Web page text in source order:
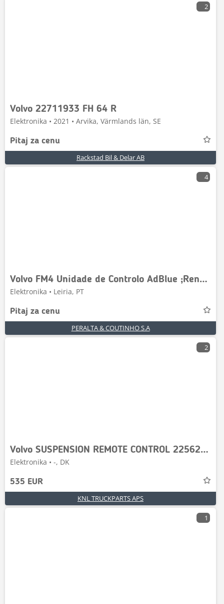
2
Volvo 22711933 FH 64 R
Elektronika • 2021 • Arvika, Värmlands län, SE
Pitaj za cenu
Rackstad Bil & Delar AB
4
Volvo FM4 Unidade de Controlo AdBlue ;Renault
Elektronika • Leiria, PT
Pitaj za cenu
PERALTA & COUTINHO S.A
2
Volvo SUSPENSION REMOTE CONTROL 22562844
Elektronika • -, DK
535 EUR
KNL TRUCKPARTS APS
1